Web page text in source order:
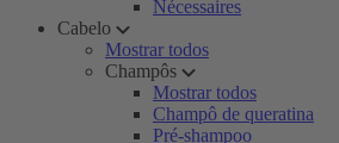
Nécessaires
Cabelo
Mostrar todos
Champôs
Mostrar todos
Champô de queratina
Pré-shampoo